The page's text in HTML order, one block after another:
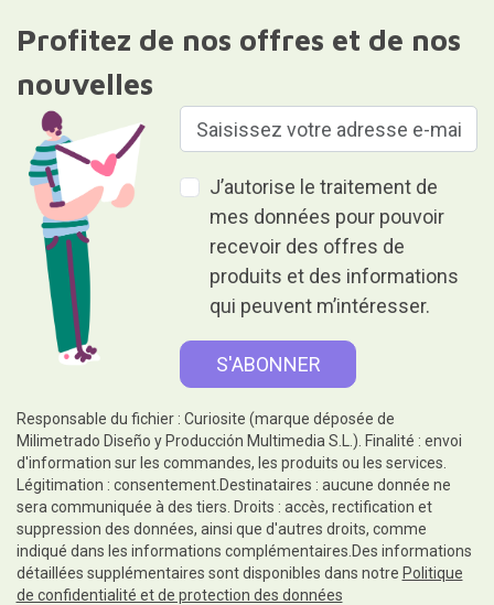
Profitez de nos offres et de nos
nouvelles
J’autorise le traitement de
mes données pour pouvoir
recevoir des offres de
produits et des informations
qui peuvent m’intéresser.
Responsable du fichier : Curiosite (marque déposée de
Milimetrado Diseño y Producción Multimedia S.L.). Finalité : envoi
d'information sur les commandes, les produits ou les services.
Légitimation : consentement.Destinataires : aucune donnée ne
sera communiquée à des tiers. Droits : accès, rectification et
suppression des données, ainsi que d'autres droits, comme
indiqué dans les informations complémentaires.Des informations
détaillées supplémentaires sont disponibles dans notre Politique
de confidentialité et de protection des données